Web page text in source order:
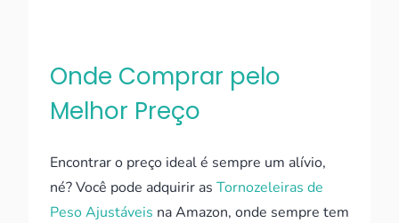
Onde Comprar pelo
Melhor Preço
Encontrar o preço ideal é sempre um alívio,
né? Você pode adquirir as Tornozeleiras de
Peso Ajustáveis na Amazon, onde sempre tem